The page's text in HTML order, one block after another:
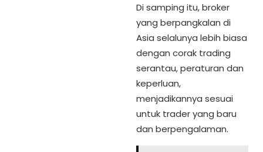
Di samping itu, broker
yang berpangkalan di
Asia selalunya lebih biasa
dengan corak trading
serantau, peraturan dan
keperluan,
menjadikannya sesuai
untuk trader yang baru
dan berpengalaman.